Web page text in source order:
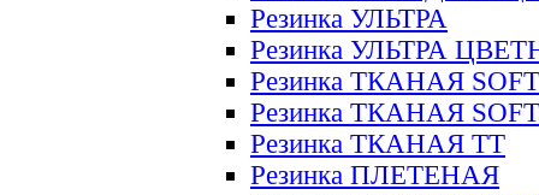
Резинка УЛЬТРА
Резинка УЛЬТРА
Резинка ТКАНАЯ SOFT
Резинка ТКАНАЯ
Резинка ТКАНАЯ ТТ
Резинка ПЛЕТЕНАЯ